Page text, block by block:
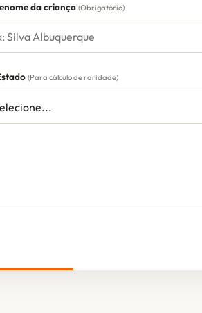
da criança (Obrigatório)
(Para cálculo de raridade)